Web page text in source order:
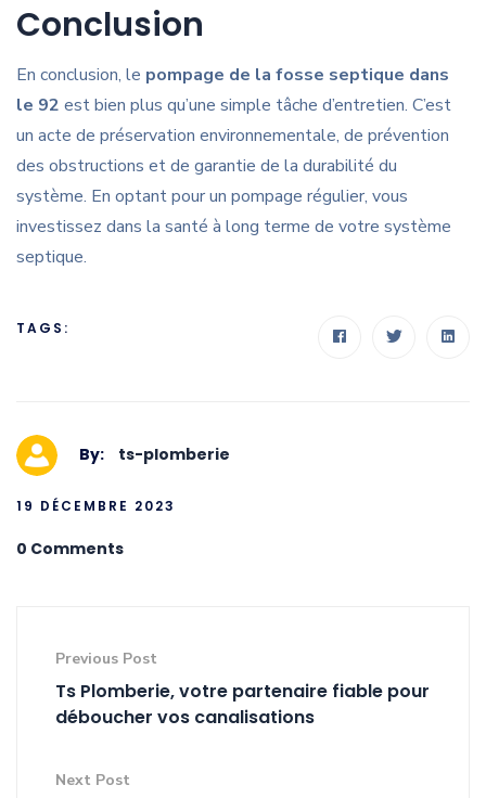
Conclusion
En conclusion, le pompage de la fosse septique dans
le 92 est bien plus qu’une simple tâche d’entretien. C’est
un acte de préservation environnementale, de prévention
des obstructions et de garantie de la durabilité du
système. En optant pour un pompage régulier, vous
investissez dans la santé à long terme de votre système
septique.
TAGS:
By: ts-plomberie
19 DÉCEMBRE 2023
0 Comments
Previous Post
Ts Plomberie, votre partenaire fiable pour
déboucher vos canalisations
Next Post